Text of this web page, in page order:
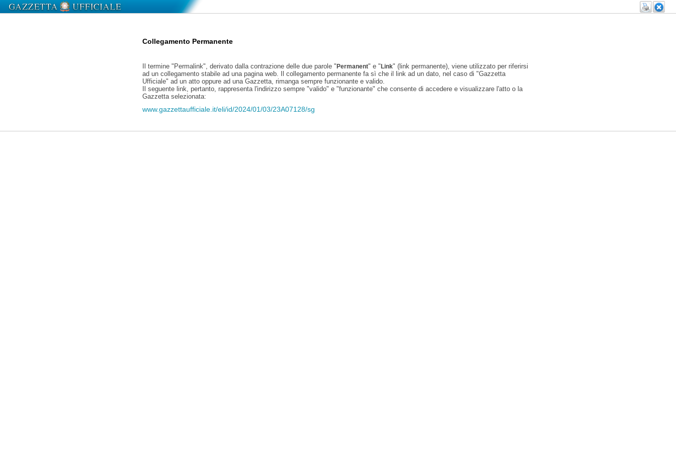
Collegamento Permanente
Il termine "Permalink", derivato dalla contrazione delle due parole "Permanent" e "Link" (link permanente), viene utilizzato per riferirsi
ad un collegamento stabile ad una pagina web. Il collegamento permanente fa sì che il link ad un dato, nel caso di "Gazzetta
Ufficiale" ad un atto oppure ad una Gazzetta, rimanga sempre funzionante e valido.
Il seguente link, pertanto, rappresenta l'indirizzo sempre "valido" e "funzionante" che consente di accedere e visualizzare l'atto o la
Gazzetta selezionata:
www.gazzettaufficiale.it/eli/id/2024/01/03/23A07128/sg